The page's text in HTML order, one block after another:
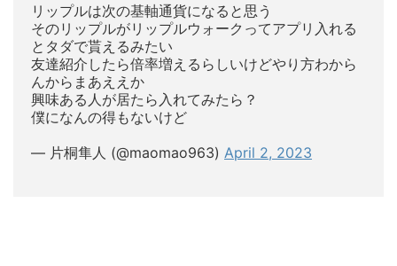
リップルは次の基軸通貨になると思う
そのリップルがリップルウォークってアプリ入れる
とタダで貰えるみたい
友達紹介したら倍率増えるらしいけどやり方わから
んからまあええか
興味ある人が居たら入れてみたら？
僕になんの得もないけど
— 片桐隼人 (@maomao963) April 2, 2023